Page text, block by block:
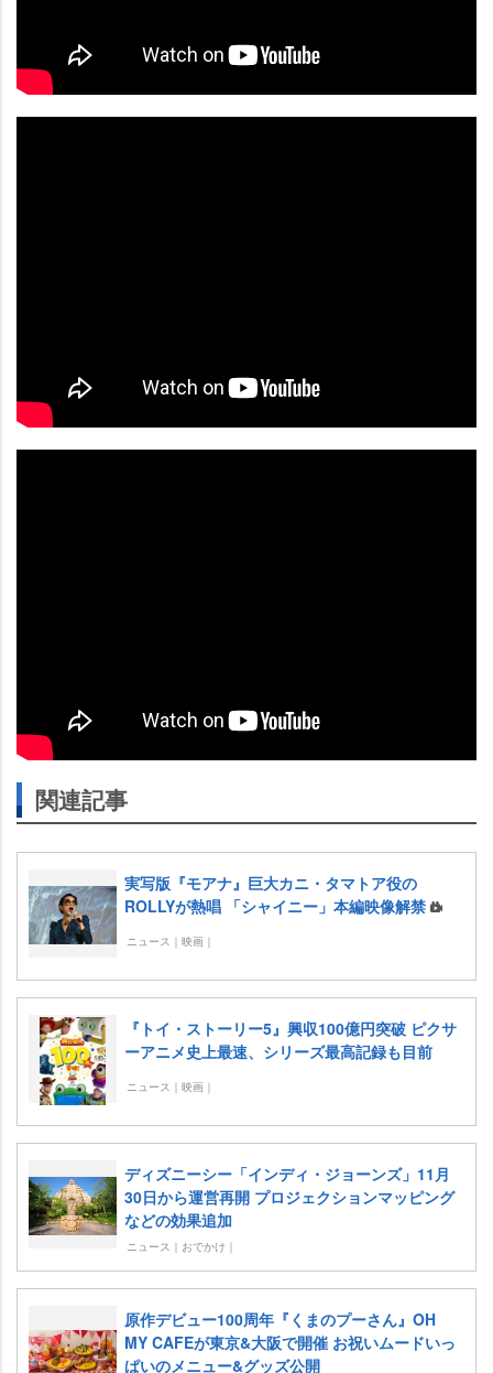
関連記事
実写版『モアナ』巨大カニ・タマトア役の
ROLLYが熱唱 「シャイニー」本編映像解禁
ニュース｜映画｜
『トイ・ストーリー5』興収100億円突破 ピクサ
ーアニメ史上最速、シリーズ最高記録も目前
ニュース｜映画｜
ディズニーシー「インディ・ジョーンズ」11月
30日から運営再開 プロジェクションマッピング
などの効果追加
ニュース｜おでかけ｜
原作デビュー100周年『くまのプーさん』OH
MY CAFEが東京&大阪で開催 お祝いムードいっ
ぱいのメニュー&グッズ公開